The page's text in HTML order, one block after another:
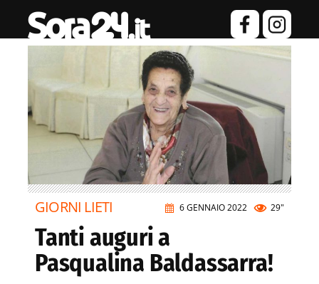
6 GENNAIO 2022 29"
GIORNI LIETI
Tanti auguri a
Pasqualina Baldassarra!